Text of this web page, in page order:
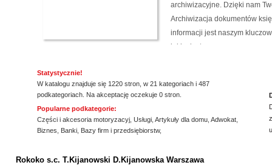
archiwizacyjne. Dzięki nam
Archiwizacja dokumentów
informacji jest naszym
jakim jest ...
Szukasz godnego zaufania
przejrzyj naszą propozycję.
pasteryzacji i szereg innych
jeżeli tym, czego szukasz, są
Kwant-Lab -
Statystycznie!
W katalogu znajduje się 1220 stron, w 21 kategoriach i 487
podkategoriach. Na akceptację oczekuje 0 stron.
Popularne podkategorie:
Części i akcesoria motoryzacyj Usługi Artykuły dla domu Adwokat
Biznes
Banki Bazy firm i przedsiębiorstw,
Rokoko s.c. T.Kijanowski D.Kijanowska Warszawa